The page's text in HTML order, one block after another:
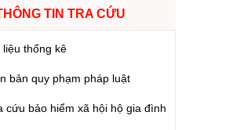
TIN TRA CỨU
liệu thống kê
bản quy phạm pháp luật
cứu bảo hiểm xã hội hộ gia đình